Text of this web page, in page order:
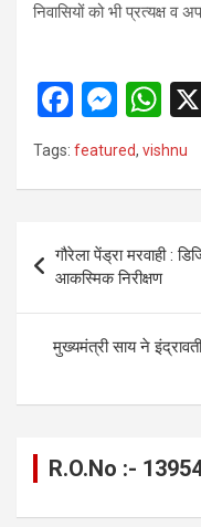
निवासियों को भी प्रत्यक्ष व
F
a
ce
o
o
k
M
es
se
g
er
W
h
at
A
p
p
Tags: featured, vishnu
Post
navigation
गौरेला पेंड्रा मरवाही :
आकस्मिक निरीक्षण
मुख्यमंत्री साय ने
R.O.No :-